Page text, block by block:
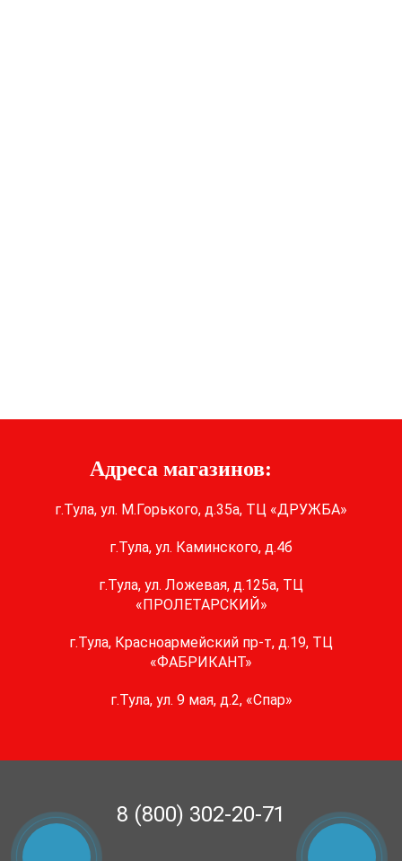
8 (800) 302-20-71
Адреса магазинов:
г.Тула, ул. М.Горького, д.35а, ТЦ «ДРУЖБА»
г.Тула, ул. Каминского, д.4б
г.Тула, ул. Ложевая, д.125а, ТЦ
«ПРОЛЕТАРСКИЙ»
г.Тула, Красноармейский пр-т, д.19, ТЦ
«ФАБРИКАНТ»
г.Тула, ул. 9 мая, д.2, «Спар»